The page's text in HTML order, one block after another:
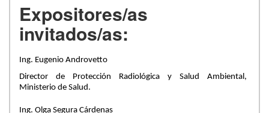
Expositores/as
invitados/as:
Ing. Eugenio Androvetto
Director de Protección Radiológica y Salud Ambiental,
Ministerio de Salud.
Ing. Olga Segura Cárdenas